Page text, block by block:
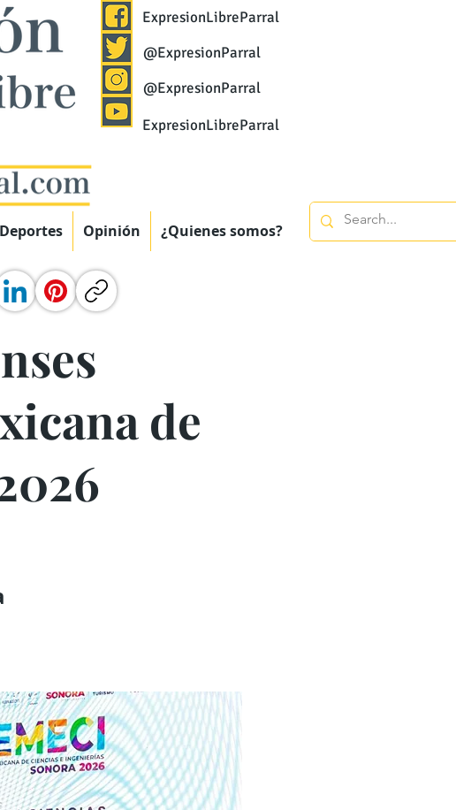
ExpresionLibreParral
@ExpresionParral
@ExpresionParral
ExpresionLibreParral
Deportes Opinión ¿Quienes somos?
de